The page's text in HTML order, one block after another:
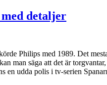
detaljer
Philips med 1989. Det
man säga att det är
udda polis i tv-serien